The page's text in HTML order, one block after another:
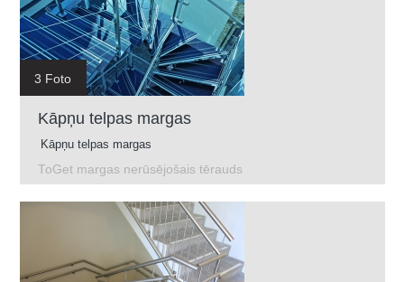
3 Foto
Kāpņu telpas margas
Kāpņu telpas margas
ToGet margas nerūsējošais tērauds